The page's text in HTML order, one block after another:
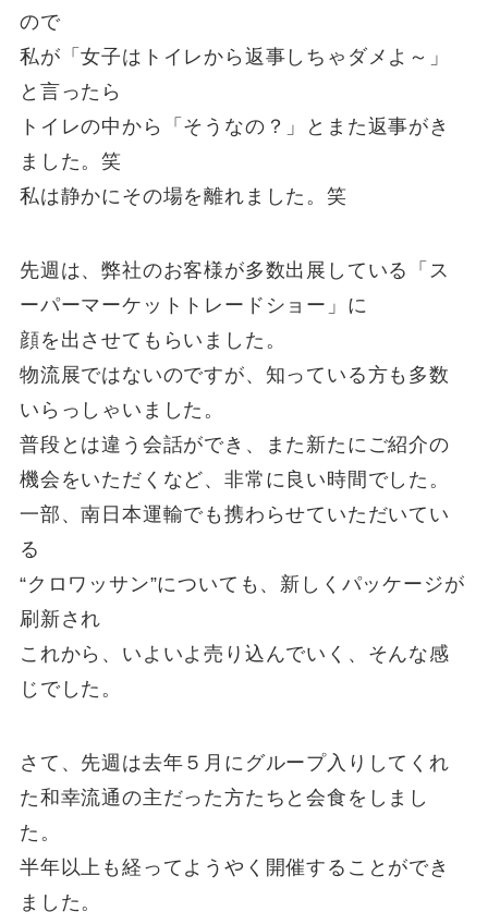
ので
私が「女子はトイレから返事しちゃダメよ～」
と言ったら
トイレの中から「そうなの？」とまた返事がき
ました。笑
私は静かにその場を離れました。笑
先週は、弊社のお客様が多数出展している「ス
ーパーマーケットトレードショー」に
顔を出させてもらいました。
物流展ではないのですが、知っている方も多数
いらっしゃいました。
普段とは違う会話ができ、また新たにご紹介の
機会をいただくなど、非常に良い時間でした。
一部、南日本運輸でも携わらせていただいてい
る
“クロワッサン”についても、新しくパッケージが
刷新され
これから、いよいよ売り込んでいく、そんな感
じでした。
さて、先週は去年５月にグループ入りしてくれ
た和幸流通の主だった方たちと会食をしまし
た。
半年以上も経ってようやく開催することができ
ました。